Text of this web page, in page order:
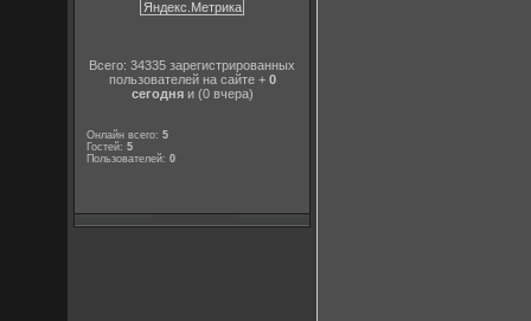
Всего: 34335 зарегистрированных
пользователей на сайте + 0
сегодняи (0 вчера)
Онлайн всего:5
Гостей:5
Пользователей:0